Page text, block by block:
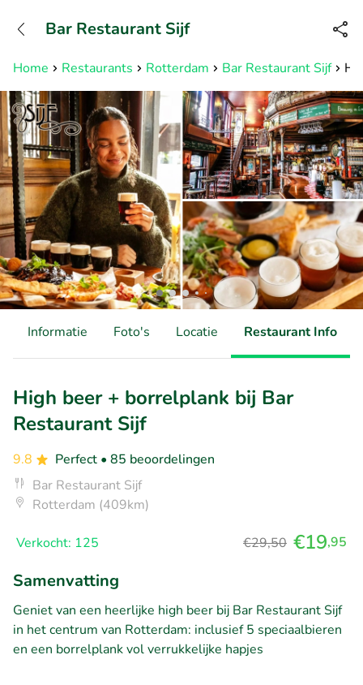
Bereikbaar tot 23:00 uur
Home Restaurants Rotterdam Bar Restaurant Sijf
Bar Restaurant Sijf
Informatie Foto's Locatie Restaurant Info
High beer + borrelplank bij Bar
Restaurant Sijf
9.8 Perfect • 85 beoordelingen
Bar Restaurant Sijf
Rotterdam (409km)
Verkocht: 125 €29,50 €19,95
Samenvatting
Geniet van een heerlijke high beer bij Bar Restaurant Sijf
in het centrum van Rotterdam: inclusief 5 speciaalbieren
en een borrelplank vol verrukkelijke hapjes